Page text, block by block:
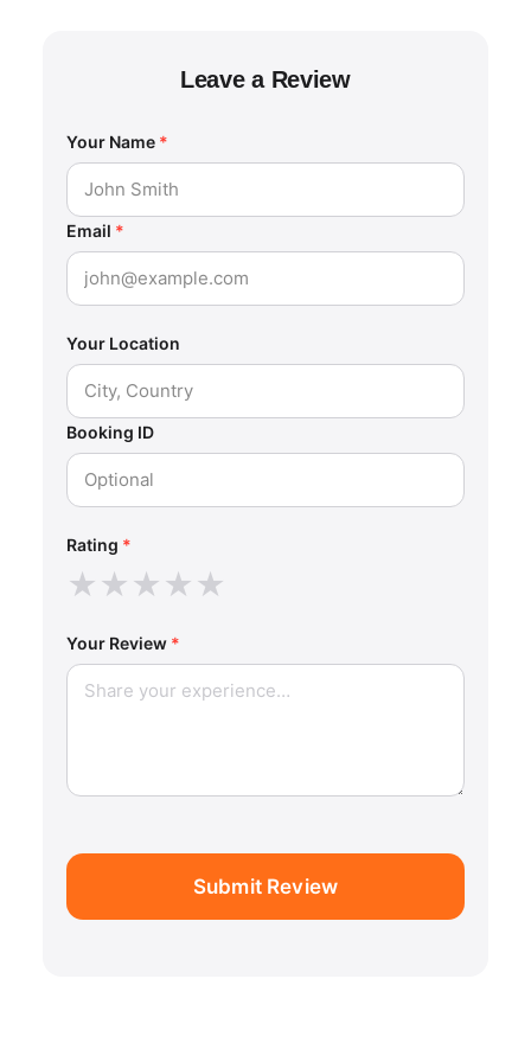
Leave a Review
Your Name *
Email *
Your Location
Booking ID
Rating *
★★★★★
Your Review *
Submit Review